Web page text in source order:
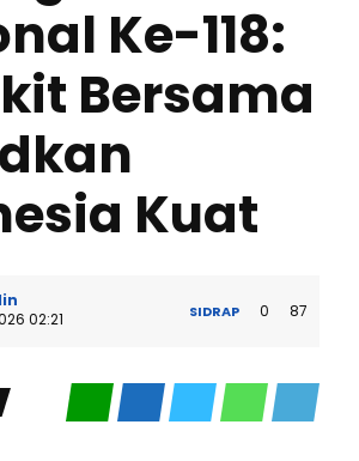
Ke-118:
Bersama
Kuat
02:21
SIDRAP 0 87